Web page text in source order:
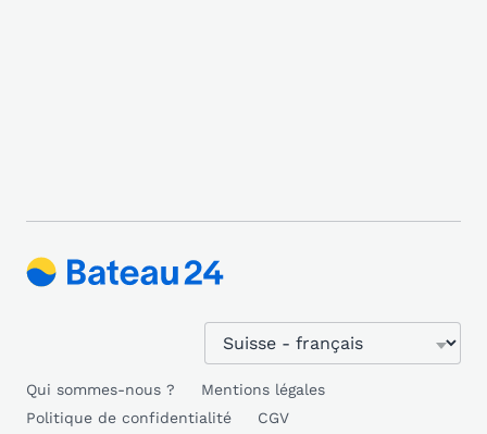
Qui sommes-nous ?
Mentions légales
Politique de confidentialité
CGV